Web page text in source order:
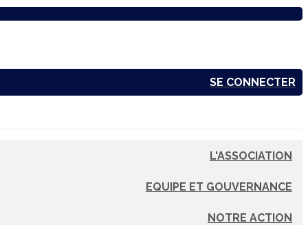
SE CONNECTER
L'ASSOCIATION
EQUIPE ET GOUVERNANCE
NOTRE ACTION